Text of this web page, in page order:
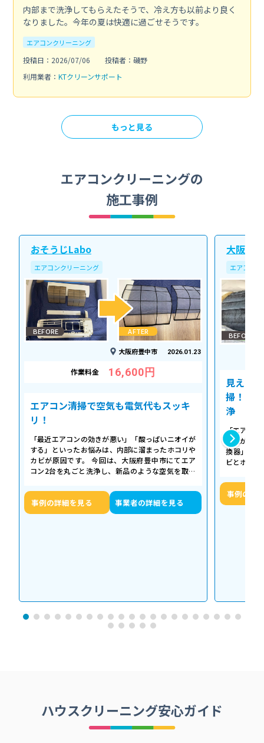
内部まで洗浄してもらえたそうで、冷え方も以前より良く
なりました。今年の夏は快適に過ごせそうです。
エアコンクリーニング
投稿日：2026/07/06
投稿者：磯野
利用業者： KTクリーンサポート
もっと見る
エアコンクリーニングの
施工事例
おそうじLabo
エアコンクリーニング
BEFORE AFTER
大阪府豊中市 2026.01.23
作業料金 16,600円
エアコン清掃で空気も電気代もスッキ
リ！
「最近エアコンの効きが悪い」「酸っぱいニオイが
する」といったお悩みは、内部に溜まったホコリや
カビが原因です。 今回は、大阪府豊中市にてエア
コン2台を丸ごと洗浄し、新品のような空気を取り
事例の詳細を見る 事業者の詳細を見る
大阪北
エアコン
BEFORE
見えな
掃！空
浄
「エアコ
た気がす
換器」の
ビとホコ
事例の詳
ハウスクリーニング安心ガイド